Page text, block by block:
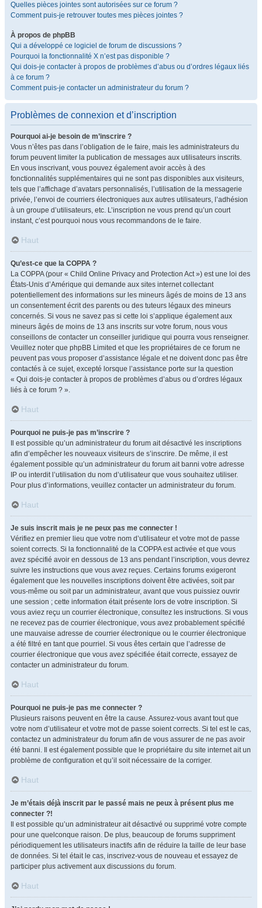
Quelles pièces jointes sont autorisées sur ce forum ?
Comment puis-je retrouver toutes mes pièces jointes ?
À propos de phpBB
Qui a développé ce logiciel de forum de discussions ?
Pourquoi la fonctionnalité X n’est pas disponible ?
Qui dois-je contacter à propos de problèmes d’abus ou d’ordres légaux liés
à ce forum ?
Comment puis-je contacter un administrateur du forum ?
Problèmes de connexion et d’inscription
Pourquoi ai-je besoin de m’inscrire ?
Vous n’êtes pas dans l’obligation de le faire, mais les administrateurs du
forum peuvent limiter la publication de messages aux utilisateurs inscrits.
En vous inscrivant, vous pouvez également avoir accès à des
fonctionnalités supplémentaires qui ne sont pas disponibles aux visiteurs,
tels que l’affichage d’avatars personnalisés, l’utilisation de la messagerie
privée, l’envoi de courriers électroniques aux autres utilisateurs, l’adhésion
à un groupe d’utilisateurs, etc. L’inscription ne vous prend qu’un court
instant, c’est pourquoi nous vous recommandons de le faire.
Haut
Qu’est-ce que la COPPA ?
La COPPA (pour « Child Online Privacy and Protection Act ») est une loi des
États-Unis d’Amérique qui demande aux sites internet collectant
potentiellement des informations sur les mineurs âgés de moins de 13 ans
un consentement écrit des parents ou des tuteurs légaux des mineurs
concernés. Si vous ne savez pas si cette loi s’applique également aux
mineurs âgés de moins de 13 ans inscrits sur votre forum, nous vous
conseillons de contacter un conseiller juridique qui pourra vous renseigner.
Veuillez noter que phpBB Limited et que les propriétaires de ce forum ne
peuvent pas vous proposer d’assistance légale et ne doivent donc pas être
contactés à ce sujet, excepté lorsque l’assistance porte sur la question
« Qui dois-je contacter à propos de problèmes d’abus ou d’ordres légaux
liés à ce forum ? ».
Haut
Pourquoi ne puis-je pas m’inscrire ?
Il est possible qu’un administrateur du forum ait désactivé les inscriptions
afin d’empêcher les nouveaux visiteurs de s’inscrire. De même, il est
également possible qu’un administrateur du forum ait banni votre adresse
IP ou interdit l’utilisation du nom d’utilisateur que vous souhaitez utiliser.
Pour plus d’informations, veuillez contacter un administrateur du forum.
Haut
Je suis inscrit mais je ne peux pas me connecter !
Vérifiez en premier lieu que votre nom d’utilisateur et votre mot de passe
soient corrects. Si la fonctionnalité de la COPPA est activée et que vous
avez spécifié avoir en dessous de 13 ans pendant l’inscription, vous devrez
suivre les instructions que vous avez reçues. Certains forums exigeront
également que les nouvelles inscriptions doivent être activées, soit par
vous-même ou soit par un administrateur, avant que vous puissiez ouvrir
une session ; cette information était présente lors de votre inscription. Si
vous aviez reçu un courrier électronique, consultez les instructions. Si vous
ne recevez pas de courrier électronique, vous avez probablement spécifié
une mauvaise adresse de courrier électronique ou le courrier électronique
a été filtré en tant que pourriel. Si vous êtes certain que l’adresse de
courrier électronique que vous avez spécifiée était correcte, essayez de
contacter un administrateur du forum.
Haut
Pourquoi ne puis-je pas me connecter ?
Plusieurs raisons peuvent en être la cause. Assurez-vous avant tout que
votre nom d’utilisateur et votre mot de passe soient corrects. Si tel est le cas,
contactez un administrateur du forum afin de vous assurer de ne pas avoir
été banni. Il est également possible que le propriétaire du site internet ait un
problème de configuration et qu’il soit nécessaire de la corriger.
Haut
Je m’étais déjà inscrit par le passé mais ne peux à présent plus me
connecter ?!
Il est possible qu’un administrateur ait désactivé ou supprimé votre compte
pour une quelconque raison. De plus, beaucoup de forums suppriment
périodiquement les utilisateurs inactifs afin de réduire la taille de leur base
de données. Si tel était le cas, inscrivez-vous de nouveau et essayez de
participer plus activement aux discussions du forum.
Haut